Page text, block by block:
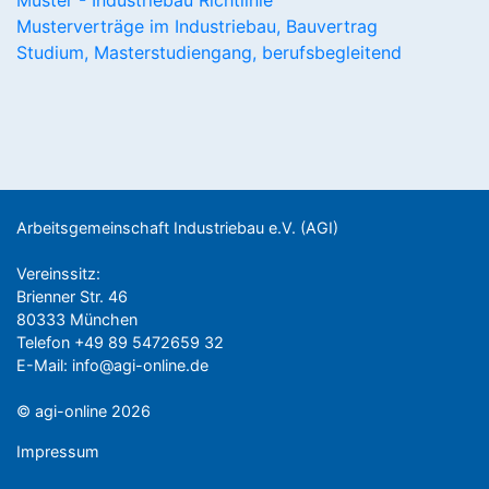
Musterverträge im Industriebau, Bauvertrag
Studium, Masterstudiengang, berufsbegleitend
Arbeitsgemeinschaft Industriebau e.V. (AGI)
Vereinssitz:
Brienner Str. 46
80333 München
Telefon +49 89 5472659 32
E-Mail: info@agi-online.de
© agi-online 2026
Impressum